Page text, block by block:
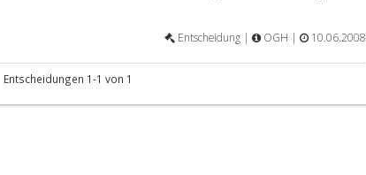
Entscheidung |
OGH | 10.06.2008
Entscheidungen 1-1 von 1